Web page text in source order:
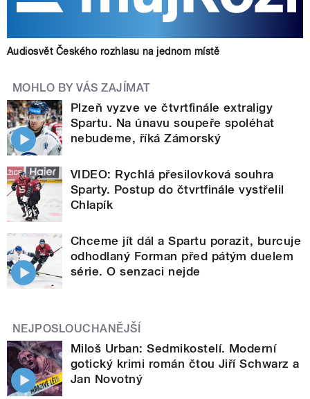
Audiosvět Českého rozhlasu na jednom místě
MOHLO BY VÁS ZAJÍMAT
Plzeň vyzve ve čtvrtfinále extraligy
Spartu. Na únavu soupeře spoléhat
nebudeme, říká Zámorský
VIDEO: Rychlá přesilovková souhra
Sparty. Postup do čtvrtfinále vystřelil
Chlapík
Chceme jít dál a Spartu porazit, burcuje
odhodlaný Forman před pátým duelem
série. O senzaci nejde
NEJPOSLOUCHANĚJŠÍ
Miloš Urban: Sedmikostelí. Moderní
gotický krimi román čtou Jiří Schwarz a
Jan Novotný